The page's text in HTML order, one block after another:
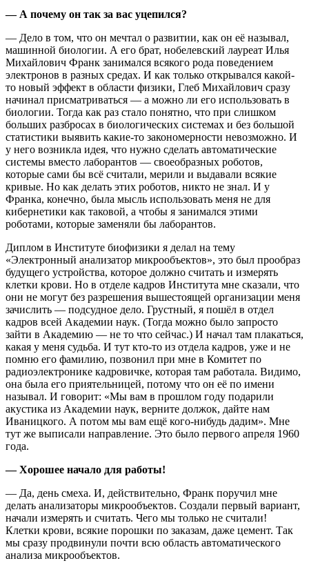
— А почему он так за вас уцепился?
— Дело в том, что он мечтал о развитии, как он её называл,
машинной биологии. А его брат, нобелевский лауреат Илья
Михайлович Франк занимался всякого рода поведением
электронов в разных средах. И как только открывался какой-
то новый эффект в области физики, Глеб Михайлович сразу
начинал присматриваться — а можно ли его использовать в
биологии. Тогда как раз стало понятно, что при слишком
больших разбросах в биологических системах и без большой
статистики выявить какие-то закономерности невозможно. И
у него возникла идея, что нужно сделать автоматические
системы вместо лаборантов — своеобразных роботов,
которые сами бы всё считали, мерили и выдавали всякие
кривые. Но как делать этих роботов, никто не знал. И у
Франка, конечно, была мысль использовать меня не для
кибернетики как таковой, а чтобы я занимался этими
роботами, которые заменяли бы лаборантов.
Диплом в Институте биофизики я делал на тему
«Электронный анализатор микрообъектов», это был прообраз
будущего устройства, которое должно считать и измерять
клетки крови. Но в отделе кадров Института мне сказали, что
они не могут без разрешения вышестоящей организации меня
зачислить — подсудное дело. Грустный, я пошёл в отдел
кадров всей Академии наук. (Тогда можно было запросто
зайти в Академию — не то что сейчас.) И начал там плакаться,
какая у меня судьба. И тут кто-то из отдела кадров, уже и не
помню его фамилию, позвонил при мне в Комитет по
радиоэлектронике кадровичке, которая там работала. Видимо,
она была его приятельницей, потому что он её по имени
называл. И говорит: «Мы вам в прошлом году подарили
акустика из Академии наук, верните должок, дайте нам
Иваницкого. А потом мы вам ещё кого-нибудь дадим». Мне
тут же выписали направление. Это было первого апреля 1960
года.
— Хорошее начало для работы!
— Да, день смеха. И, действительно, Франк поручил мне
делать анализаторы микрообъектов. Создали первый вариант,
начали измерять и считать. Чего мы только не считали!
Клетки крови, всякие порошки по заказам, даже цемент. Так
мы сразу продвинули почти всю область автоматического
анализа микрообъектов.